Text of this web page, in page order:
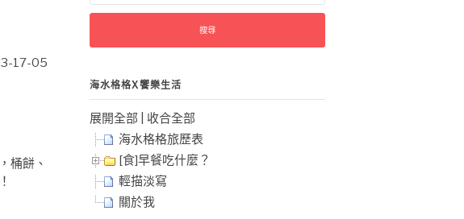
17-05
桶餅、
關
字:
海水格格X饗樂生活
展開全部
收合全部
海水格格旅歷表
[食]早餐吃什麼？
輕描淡寫
關於我